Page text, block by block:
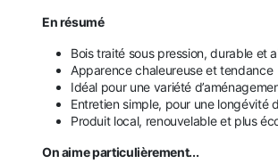
En résumé
Bois traité sous pression, durable et
Apparence chaleureuse et tendance
Idéal pour une variété
Entretien simple, pour une longévité
Produit local, renouvelable et plus
On aime particulièrement...